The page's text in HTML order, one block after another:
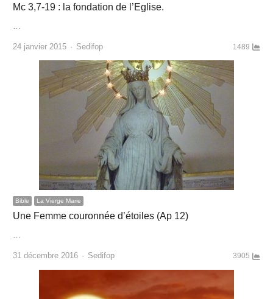
Mc 3,7-19 : la fondation de l’Eglise.
24 janvier 2015 Author
Sedifop 1489
Bible La Vierge Marie
Une Femme couronnée d’étoiles (Ap 12)
…
31 décembre 2016 Author
Sedifop 3905